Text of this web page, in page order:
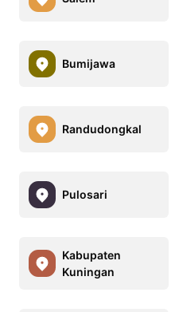
Bumijawa
Randudongkal
Pulosari
Kabupaten
Kuningan